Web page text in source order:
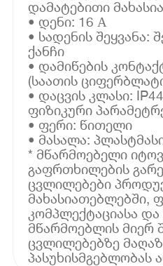
დამატებითი
• დენი: 16 А
• სადენის შეყვანა:
ქანჩი
• დამიწების
(საათის
• დაცვის კლასი: IP44
ფიზიკური
• ფერი: წითელი
• მასალა:
* მწარმოებელი
გაფრთხილების
ცვლილებები
მახასიათებლებში,
კომპლექტაციასა და
მწარმოებლის მიერ
ცვლილებებზე
პასუხისმგებლობას